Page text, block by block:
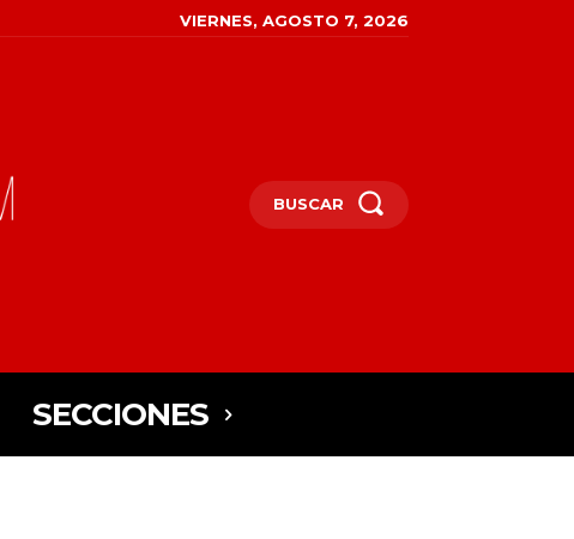
VIERNES, AGOSTO 7, 2026
BUSCAR
SECCIONES